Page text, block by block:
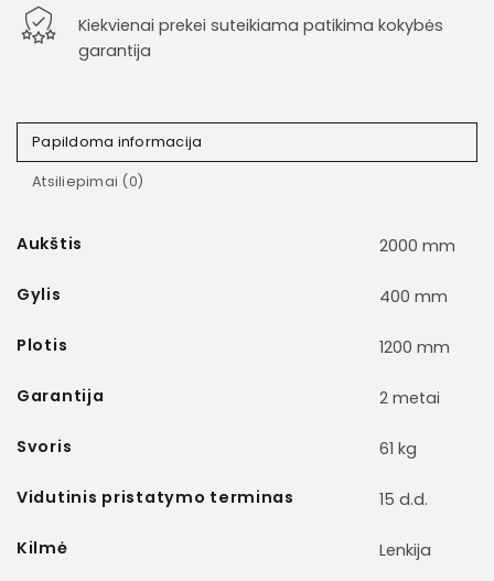
Kiekvienai prekei suteikiama patikima kokybės
garantija
Papildoma informacija
Atsiliepimai (0)
Aukštis 2000 mm
Gylis 400 mm
Plotis 1200 mm
Garantija 2 metai
Svoris 61 kg
Vidutinis pristatymo terminas 15 d.d.
Kilmė Lenkija